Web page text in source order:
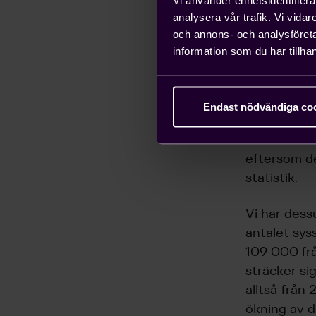
analysera vår trafik. Vi
och annons- och
information som du har
Endast nödvändiga
export.
använt
varför
SCB:s
antalet
utifrån
eftersom
statistik.
Vi har
antalet
109 000
sträcker
alltså från
ökning av